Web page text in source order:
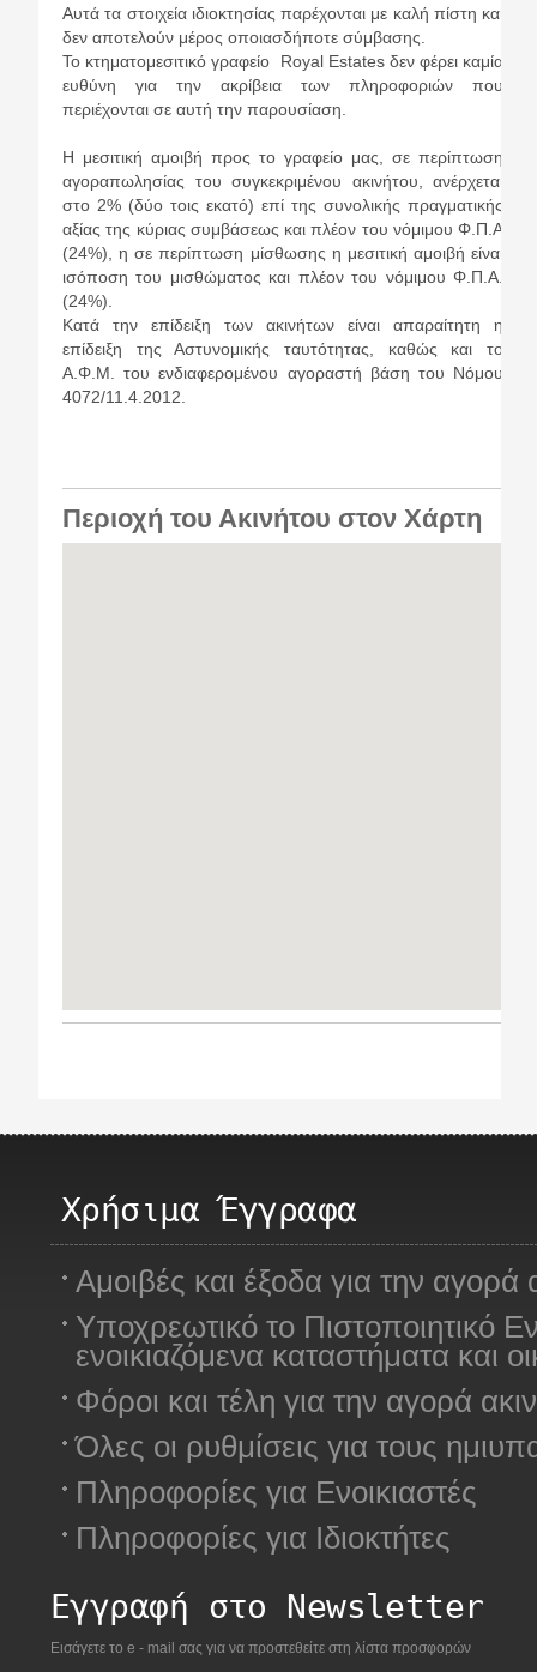
Αυτά τα στοιχεία ιδιοκτησίας παρέχονται με καλή πίστη και
δεν αποτελούν μέρος οποιασδήποτε σύμβασης.
Το κτηματομεσιτικό γραφείο Royal Estates δεν φέρει καμία
ευθύνη για την ακρίβεια των πληροφοριών που
περιέχονται σε αυτή την παρουσίαση.
Η μεσιτική αμοιβή προς το γραφείο μας, σε περίπτωση
αγοραπωλησίας του συγκεκριμένου ακινήτου, ανέρχεται
στο 2% (δύο τοις εκατό) επί της συνολικής πραγματικής
αξίας της κύριας συμβάσεως και πλέον του νόμιμου Φ.Π.A
(24%), η σε περίπτωση μίσθωσης η μεσιτική αμοιβή είναι
ισόποση του μισθώματος και πλέον του νόμιμου Φ.Π.Α.
(24%).
Κατά την επίδειξη των ακινήτων είναι απαραίτητη η
επίδειξη της Αστυνομικής ταυτότητας, καθώς και το
Α.Φ.Μ. του ενδιαφερομένου αγοραστή βάση του Νόμου
4072/11.4.2012.
Περιοχή του Ακινήτου στον Χάρτη
Χρήσιμα Έγγραφα
Αμοιβές και έξοδα για την αγορά
Υποχρεωτικό το Πιστοποιητικό
ενοικιαζόμενα καταστήματα και
Φόροι και τέλη για την αγορά
Όλες οι ρυθμίσεις για τους
Πληροφορίες για Ενοικιαστές
Πληροφορίες για Ιδιοκτήτες
Εγγραφή στο Newsletter
Εισάγετε το e - mail σας για να προστεθείτε στη λίστα προσφορών